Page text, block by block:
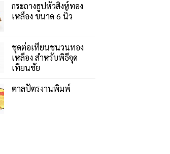
กระถางธูปหัวสิงห์ทอง
เหลือง ขนาด 6 นิ้ว
ชุดต่อเทียนชนวนทอง
เหลือง สำหรับพิธีจุด
เทียนชัย
ตาลปัตรงานพิมพ์